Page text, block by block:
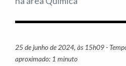
25 de junho de 2024, às 15h09 -
aproximado: 1 minuto